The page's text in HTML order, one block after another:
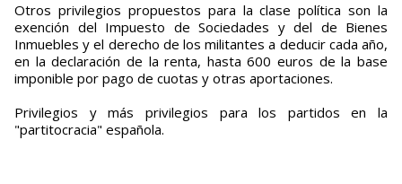
Otros privilegios propuestos para la clase política son la
exención del Impuesto de Sociedades y del de Bienes
Inmuebles y el derecho de los militantes a deducir cada año,
en la declaración de la renta, hasta 600 euros de la base
imponible por pago de cuotas y otras aportaciones.
Privilegios y más privilegios para los partidos en la
"partitocracia" española.